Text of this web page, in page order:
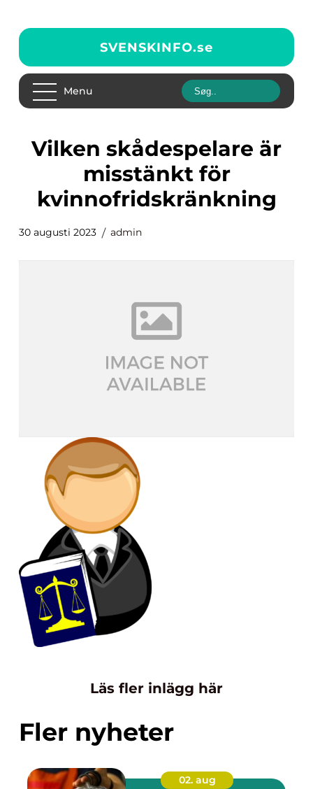
SVENSKINFO.se
Menu
vilken skådespelare är
misstänkt för
kvinnofridskränkning
30 augusti 2023 admin
Läs fler inlägg här
Fler nyheter
02. aug